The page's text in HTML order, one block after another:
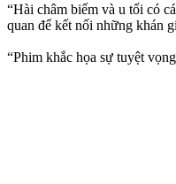
“Hài châm biếm và u tối có
quan để kết nối những khán
“Phim khắc họa sự tuyệt